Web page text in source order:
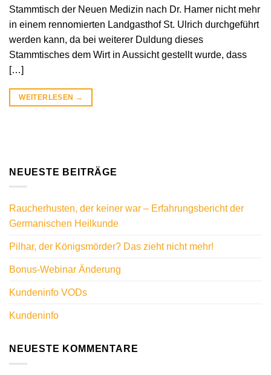
Stammtisch der Neuen Medizin nach Dr. Hamer nicht mehr
in einem rennomierten Landgasthof St. Ulrich durchgeführt
werden kann, da bei weiterer Duldung dieses
Stammtisches dem Wirt in Aussicht gestellt wurde, dass
[…]
WEITERLESEN →
NEUESTE BEITRÄGE
Raucherhusten, der keiner war – Erfahrungsbericht der
Germanischen Heilkunde
Pilhar, der Königsmörder? Das zieht nicht mehr!
Bonus-Webinar Änderung
Kundeninfo VODs
Kundeninfo
NEUESTE KOMMENTARE